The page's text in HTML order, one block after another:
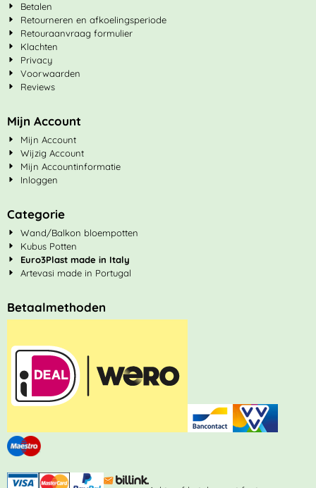
Betalen
Retourneren en afkoelingsperiode
Retouraanvraag formulier
Klachten
Privacy
Voorwaarden
Reviews
Mijn Account
Mijn Account
Wijzig Account
Mijn Accountinformatie
Inloggen
Categorie
Wand/Balkon bloempotten
Kubus Potten
Euro3Plast made in Italy
Artevasi made in Portugal
Betaalmethoden